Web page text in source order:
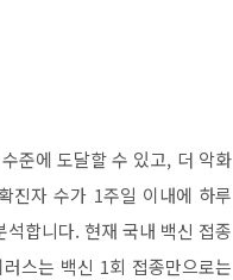
준에 도달할 수 있고, 더 악화
진자 수가 1주일 이내에 하루
합니다. 현재 국내 백신 접종
스는 백신 1회 접종만으로는